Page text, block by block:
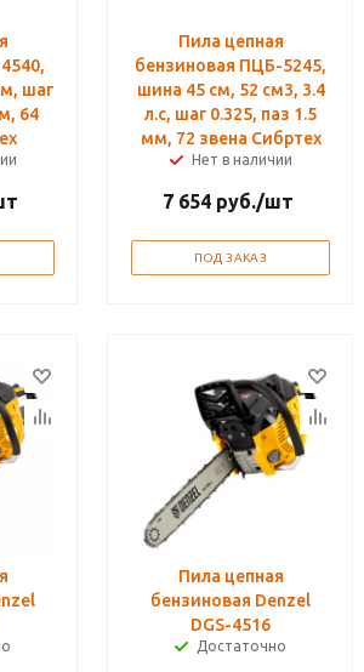
шаг
64
Пила цепная
бензиновая ПЦБ-5245,
шина 45 см, 52 см3, 3.4
л.с, шаг 0.325, паз 1.5
мм, 72 звена Сибртех
Нет в наличии
7 654 руб./шт
ПОД ЗАКАЗ
Пила цепная
бензиновая Denzel
DGS-4516
Достаточно